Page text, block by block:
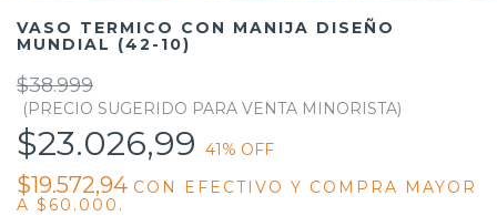
VASO TERMICO CON MANIJA DISEÑO
MUNDIAL (42-10)
$38.999
$23.026,99 41% OFF
$19.572,94 CON
EFECTIVO Y COMPRA MAYOR
A $60.000.